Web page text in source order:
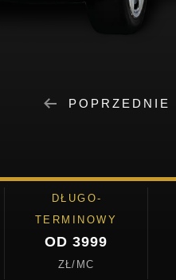
POPRZEDNIE
DŁUGO-
TERMINOWY
OD 3999
ZŁ/MC